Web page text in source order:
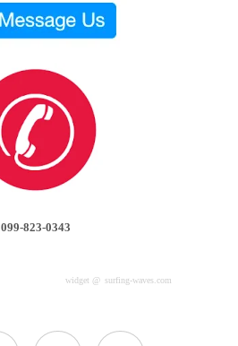
099-823-0343
widget @ surfing-waves.com